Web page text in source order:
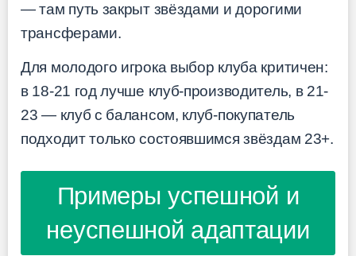
— там путь закрыт звёздами и дорогими
трансферами.
Для молодого игрока выбор клуба критичен:
в 18-21 год лучше клуб-производитель, в 21-
23 — клуб с балансом, клуб-покупатель
подходит только состоявшимся звёздам 23+.
Примеры успешной и
неуспешной адаптации